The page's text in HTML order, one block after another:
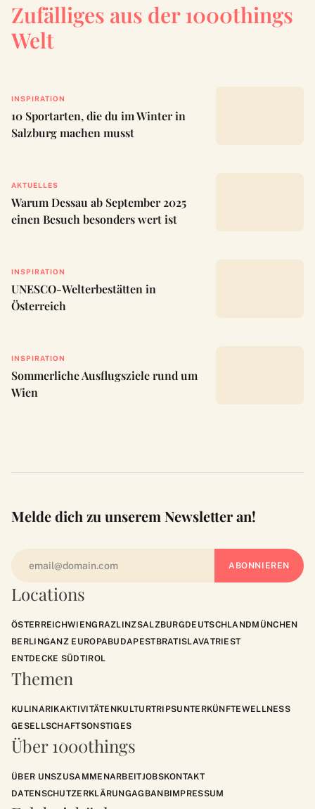
Zufälliges aus der 1000things
Welt
INSPIRATION
10 Sportarten, die du im Winter in
Salzburg machen musst
AKTUELLES
Warum Dessau ab September 2025
einen Besuch besonders wert ist
INSPIRATION
UNESCO-Welterbestätten in
Österreich
INSPIRATION
Sommerliche Ausflugsziele rund um
Wien
Locations
ÖSTERREICHWIENGRAZLINZSALZBURGDEUTSCHLANDMÜNCHEN
BERLINGANZ EUROPABUDAPESTBRATISLAVATRIEST
ENTDECKE SÜDTIROL
Themen
KULINARIKAKTIVITÄTENKULTURTRIPSUNTERKÜNFTEWELLNESS
GESELLSCHAFTSONSTIGES
Über 1000things
ÜBER UNSZUSAMMENARBEITJOBSKONTAKT
DATENSCHUTZERKLÄRUNGAGBANBIMPRESSUM
Melde dich zu unserem Newsletter an!